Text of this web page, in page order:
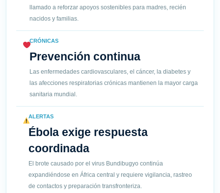
llamado a reforzar apoyos sostenibles para madres, recién
nacidos y familias.
CRÓNICAS
Prevención continua
Las enfermedades cardiovasculares, el cáncer, la diabetes y
las afecciones respiratorias crónicas mantienen la mayor carga
sanitaria mundial.
ALERTAS
Ébola exige respuesta
coordinada
El brote causado por el virus Bundibugyo continúa
expandiéndose en África central y requiere vigilancia, rastreo
de contactos y preparación transfronteriza.